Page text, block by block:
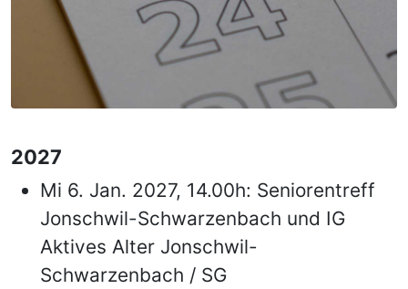
2027
Mi 6. Jan. 2027, 14.00h: Seniorentreff
Jonschwil-Schwarzenbach und IG
Aktives Alter Jonschwil-
Schwarzenbach / SG